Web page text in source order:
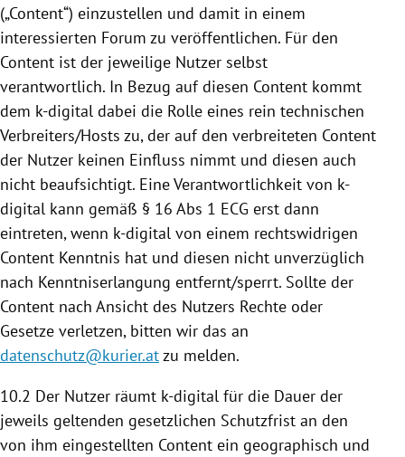
(„Content“) einzustellen und damit in einem
interessierten Forum zu veröffentlichen. Für den
Content ist der jeweilige Nutzer selbst
verantwortlich. In Bezug auf diesen Content kommt
dem k-digital dabei die Rolle eines rein technischen
Verbreiters/Hosts zu, der auf den verbreiteten Content
der Nutzer keinen Einfluss nimmt und diesen auch
nicht beaufsichtigt. Eine Verantwortlichkeit von k-
digital kann gemäß § 16 Abs 1 ECG erst dann
eintreten, wenn k-digital von einem rechtswidrigen
Content Kenntnis hat und diesen nicht unverzüglich
nach Kenntniserlangung entfernt/sperrt. Sollte der
Content nach Ansicht des Nutzers Rechte oder
Gesetze verletzen, bitten wir das an
datenschutz@kurier.atzu melden.
10.2 Der Nutzer räumt k-digital für die Dauer der
jeweils geltenden gesetzlichen Schutzfrist an den
von ihm eingestellten Content ein geographisch und